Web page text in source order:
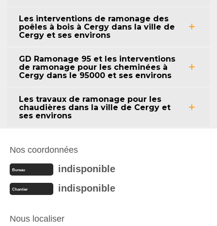
Les interventions de ramonage des
poêles à bois à Cergy dans la ville de
Cergy et ses environs
GD Ramonage 95 et les interventions
de ramonage pour les cheminées à
Cergy dans le 95000 et ses environs
Les travaux de ramonage pour les
chaudières dans la ville de Cergy et
ses environs
Nos coordonnées
Bureau indisponible
Chantier indisponible
Nous localiser